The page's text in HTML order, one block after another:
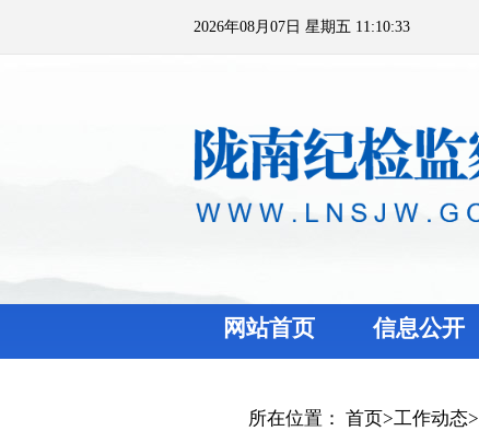
2026年08月07日 星期五 11:10:33
网站首页 信息公开
所在位置： 首页>工作动态>